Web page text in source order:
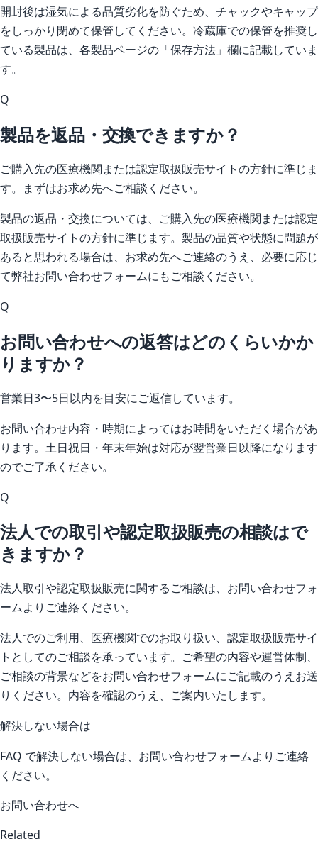
開封後は湿気による品質劣化を防ぐため、チャックやキャップ
をしっかり閉めて保管してください。冷蔵庫での保管を推奨し
ている製品は、各製品ページの「保存方法」欄に記載していま
す。
Q
製品を返品・交換できますか？
ご購入先の医療機関または認定取扱販売サイトの方針に準じま
す。まずはお求め先へご相談ください。
製品の返品・交換については、ご購入先の医療機関または認定
取扱販売サイトの方針に準じます。製品の品質や状態に問題が
あると思われる場合は、お求め先へご連絡のうえ、必要に応じ
て弊社お問い合わせフォームにもご相談ください。
Q
お問い合わせへの返答はどのくらいかか
りますか？
営業日3〜5日以内を目安にご返信しています。
お問い合わせ内容・時期によってはお時間をいただく場合があ
ります。土日祝日・年末年始は対応が翌営業日以降になります
のでご了承ください。
Q
法人での取引や認定取扱販売の相談はで
きますか？
法人取引や認定取扱販売に関するご相談は、お問い合わせフォ
ームよりご連絡ください。
法人でのご利用、医療機関でのお取り扱い、認定取扱販売サイ
トとしてのご相談を承っています。ご希望の内容や運営体制、
ご相談の背景などをお問い合わせフォームにご記載のうえお送
りください。内容を確認のうえ、ご案内いたします。
解決しない場合は
FAQ で解決しない場合は、お問い合わせフォームよりご連絡
ください。
お問い合わせへ
Related